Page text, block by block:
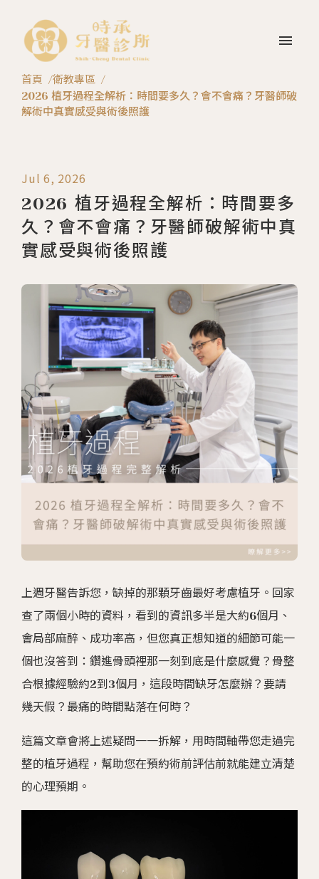
menu
首頁
衛教專區
2026 植牙過程全解析：時間要多久？會不會痛？牙醫師破
解術中真實感受與術後照護
Jul 6, 2026
2026 植牙過程全解析：時間要多
久？會不會痛？牙醫師破解術中真
實感受與術後照護
上週牙醫告訴您，缺掉的那顆牙齒最好考慮植牙。回家
查了兩個小時的資料，看到的資訊多半是大約6個月、
會局部麻醉、成功率高，但您真正想知道的細節可能一
個也沒答到：鑽進骨頭裡那一刻到底是什麼感覺？骨整
合根據經驗約2到3個月，這段時間缺牙怎麼辦？要請
幾天假？最痛的時間點落在何時？
這篇文章會將上述疑問一一拆解，用時間軸帶您走過完
整的植牙過程，幫助您在預約術前評估前就能建立清楚
的心理預期。